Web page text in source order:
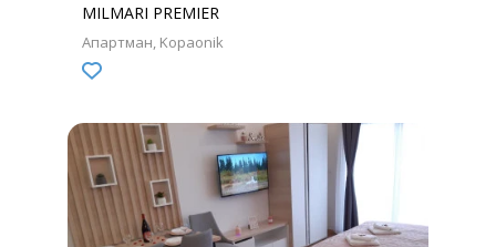
MILMARI PREMIER
Апартман Kopaonik